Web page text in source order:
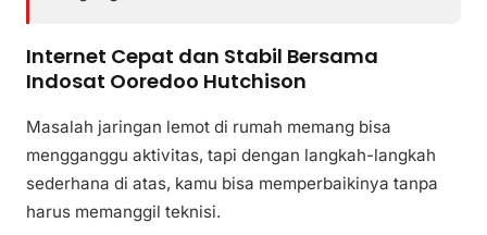
Internet Cepat dan Stabil Bersama
Indosat Ooredoo Hutchison
Masalah jaringan lemot di rumah memang bisa
mengganggu aktivitas, tapi dengan langkah-langkah
sederhana di atas, kamu bisa memperbaikinya tanpa
harus memanggil teknisi.